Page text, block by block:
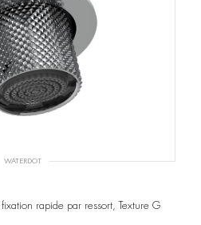
WATERDOT
rapide par ressort, Texture G